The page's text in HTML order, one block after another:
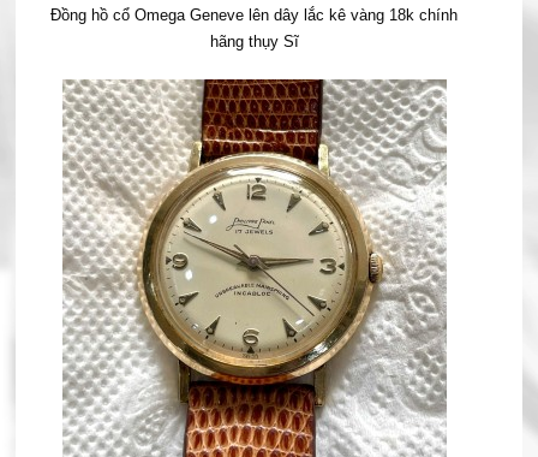
Đồng hồ cổ Omega Geneve lên dây lắc kê vàng 18k chính
hãng thụy Sĩ